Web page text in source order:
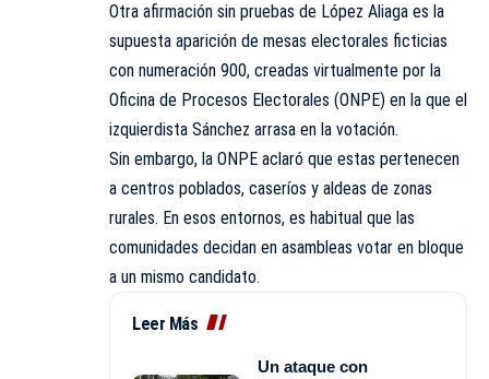
Otra afirmación sin pruebas de López Aliaga es la
supuesta aparición de mesas electorales ficticias
con numeración 900, creadas virtualmente por la
Oficina de Procesos Electorales (ONPE) en la que el
izquierdista Sánchez arrasa en la votación.
Sin embargo, la ONPE aclaró que estas pertenecen
a centros poblados, caseríos y aldeas de zonas
rurales. En esos entornos, es habitual que las
comunidades decidan en asambleas votar en bloque
a un mismo candidato.
Leer Más
Un ataque con